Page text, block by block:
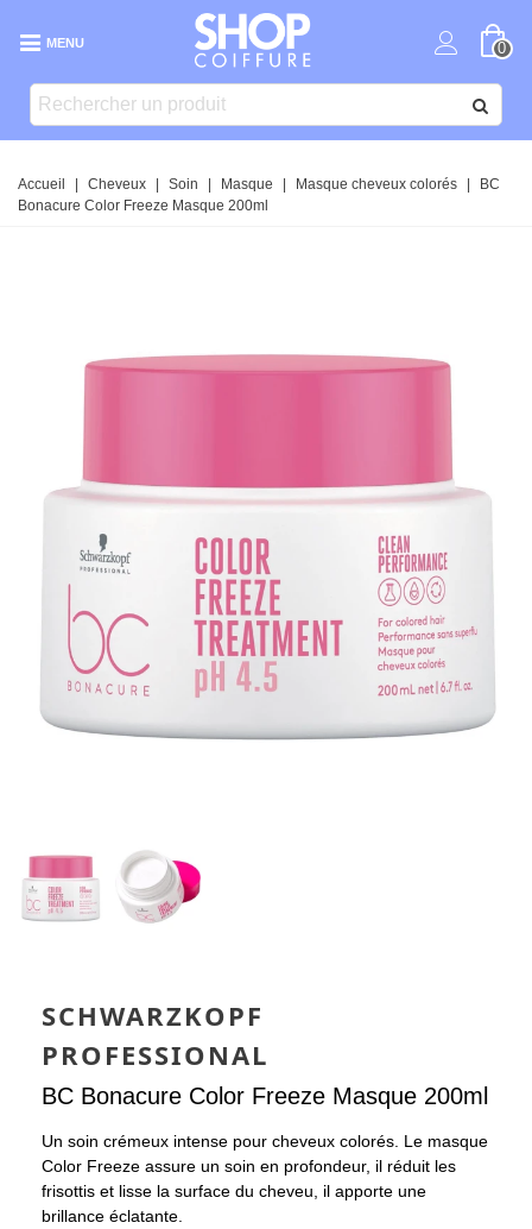
MENU 0
Accueil Cheveux Soin Masque Masque cheveux colorés
BC
Bonacure Color Freeze Masque 200ml
SCHWARZKOPF
PROFESSIONAL
BC Bonacure Color Freeze Masque 200ml
Un soin crémeux intense pour cheveux colorés. Le masque
Color Freeze assure un soin en profondeur, il réduit les
frisottis et lisse la surface du cheveu, il apporte une
brillance éclatante.